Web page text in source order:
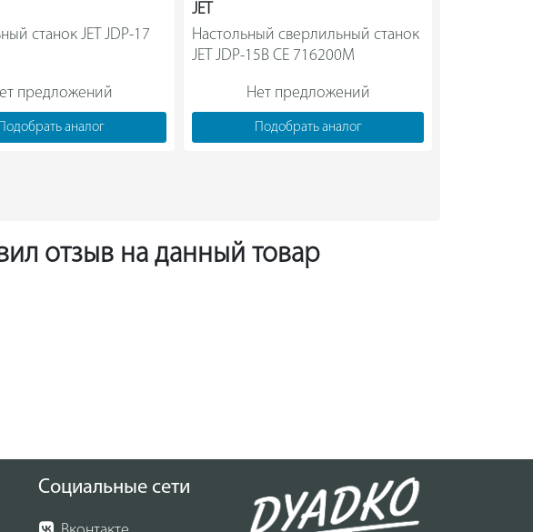
станок JET JDP-17
предложений
Подобрать аналог
JET
Настольный сверлильный станок
Нет предложений
Подобрать аналог
отзыв на данный товар
Социальные сети